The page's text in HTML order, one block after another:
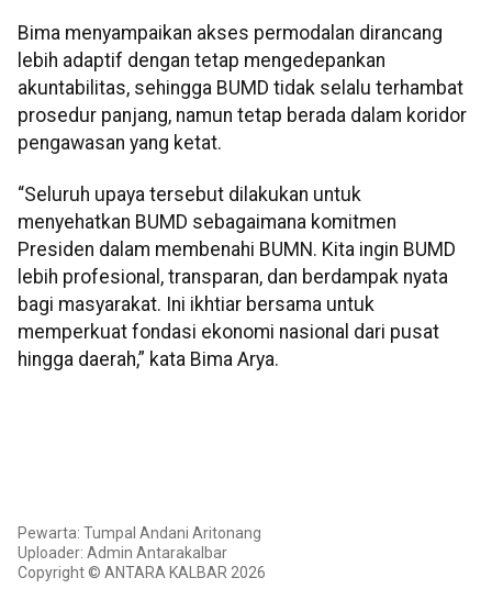
Bima menyampaikan akses permodalan dirancang
lebih adaptif dengan tetap mengedepankan
akuntabilitas, sehingga BUMD tidak selalu terhambat
prosedur panjang, namun tetap berada dalam koridor
pengawasan yang ketat.
“Seluruh upaya tersebut dilakukan untuk
menyehatkan BUMD sebagaimana komitmen
Presiden dalam membenahi BUMN. Kita ingin BUMD
lebih profesional, transparan, dan berdampak nyata
bagi masyarakat. Ini ikhtiar bersama untuk
memperkuat fondasi ekonomi nasional dari pusat
hingga daerah,” kata Bima Arya.
Pewarta: Tumpal Andani Aritonang
Uploader: Admin Antarakalbar
Copyright © ANTARA KALBAR 2026